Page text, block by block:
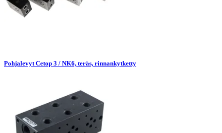
Pohjalevyt Cetop 3 / NK6, teräs, rinnankytketty